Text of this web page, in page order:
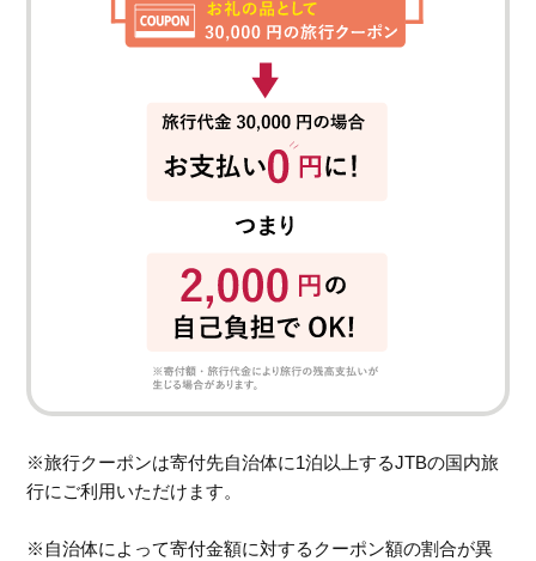
※旅行クーポンは寄付先自治体に1泊以上するJTBの国内旅
行にご利用いただけます。
※自治体によって寄付金額に対するクーポン額の割合が異